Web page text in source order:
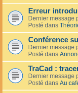
Erreur
Dernier message
Posté dans
Conférence
Dernier message
Posté dans
TraCad :
Dernier message
Posté dans Au